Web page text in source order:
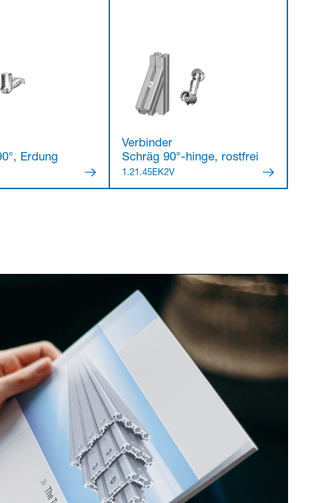
Erdung
Verbinder
Schräg 90°-hinge, rostfrei
1.21.45EK2V